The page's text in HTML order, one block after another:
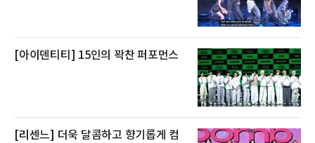
[아이덴티티] 15인의 꽉찬 퍼포먼스
[리센느] 더욱 달콤하고 향기롭게 컴